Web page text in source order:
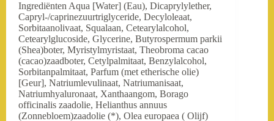
Ingrediënten Aqua [Water] (Eau), Dicaprylylether,
Capryl-/caprinezuurtriglyceride, Decyloleaat,
Sorbitaanolivaat, Squalaan, Cetearylalcohol,
Cetearylglucoside, Glycerine, Butyrospermum parkii
(Shea)boter, Myristylmyristaat, Theobroma cacao
(cacao)zaadboter, Cetylpalmitaat, Benzylalcohol,
Sorbitanpalmitaat, Parfum (met etherische olie)
[Geur], Natriumlevulinaat, Natriumanisaat,
Natriumhyaluronaat, Xanthaangom, Borago
officinalis zaadolie, Helianthus annuus
(Zonnebloem)zaadolie (*), Olea europaea ( Olijf)